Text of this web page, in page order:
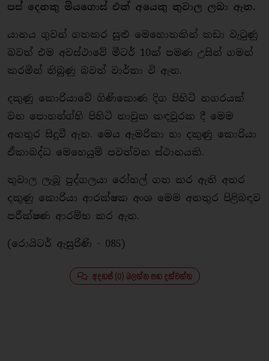
පස් දෙනකු මියගොස් එක් අයෙකු තුවාල ලබා ඇත.
යානය ගුවන් ගතකර සුළු මෙහොතකින් කඩා වැටුණු
බවත් එම අවස්ථාවේ මීටර් 10ක් පමණ උසින් ගමන්
කරමින් තිබුණු බවත් වාර්තා වි ඇත.
දකුණු කොරියාවේ ගිණිකොණ දිග පිහිටි නගරයක්
වන පොහන්ග්හි පිහිටි නාවුක කඳවුරක දී මෙම
අනතුර සිදුවී ඇත. මෙය ඇමරිකා හා දකුණු කොරියා
ඒකාබද්ධ මෙහෙයුම් පවත්වන ස්ථානයකි.
තුවාල ලැබූ පුද්ගලයා රෝහල් ගත කර ඇති අතර
දකුණු කොරියා ආරක්ෂක අංශ මෙම අනතුර පිළිබඳව
පරීක්ෂණ ආරම්භ කර ඇත.
(රොයිටර් ඇසුරිණි - 085)
අදහස් (0) බලන්න සහ දක්වන්න